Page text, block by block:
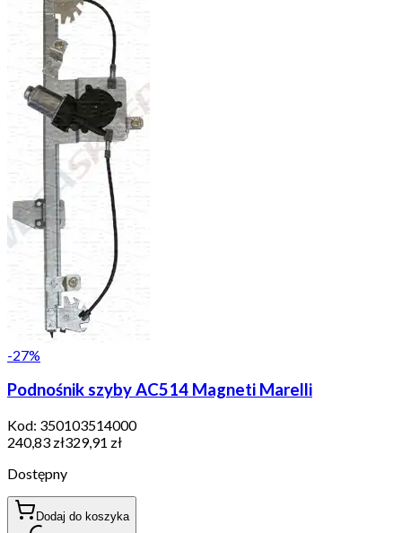
-27%
Podnośnik szyby AC514 Magneti Marelli
Kod: 350103514000
240,83 zł329,91 zł
Dostępny
Dodaj do koszyka